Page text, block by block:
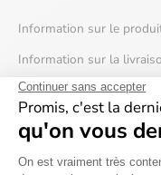
Information sur le
Information sur la
Besoin d'aide ?